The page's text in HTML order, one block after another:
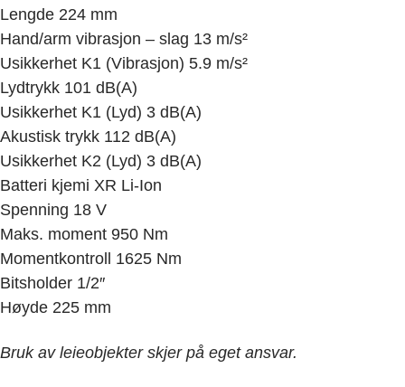
Lengde 224 mm
Hand/arm vibrasjon – slag 13 m/s²
Usikkerhet K1 (Vibrasjon) 5.9 m/s²
Lydtrykk 101 dB(A)
Usikkerhet K1 (Lyd) 3 dB(A)
Akustisk trykk 112 dB(A)
Usikkerhet K2 (Lyd) 3 dB(A)
Batteri kjemi XR Li-Ion
Spenning 18 V
Maks. moment 950 Nm
Momentkontroll 1625 Nm
Bitsholder 1/2″
Høyde 225 mm
Bruk av leieobjekter skjer på eget ansvar.